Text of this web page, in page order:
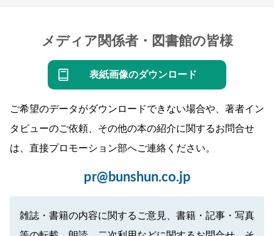
メディア関係者・図書館の皆様
表紙画像のダウンロード
ご希望のデータがダウンロードできない場合や、著者イン
タビューのご依頼、その他の本の紹介に関するお問合せ
は、直接プロモーション部へご連絡ください。
pr@bunshun.co.jp
雑誌・書籍の内容に関するご意見、書籍・記事・写真